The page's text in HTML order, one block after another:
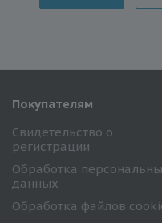
Покупателям
Свидетельство о
регистрации
Обработка
данных
Обработка файлов